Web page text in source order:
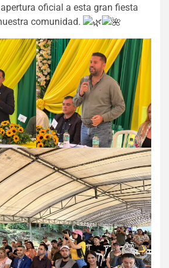
oficial a esta gran fiesta
comunidad.